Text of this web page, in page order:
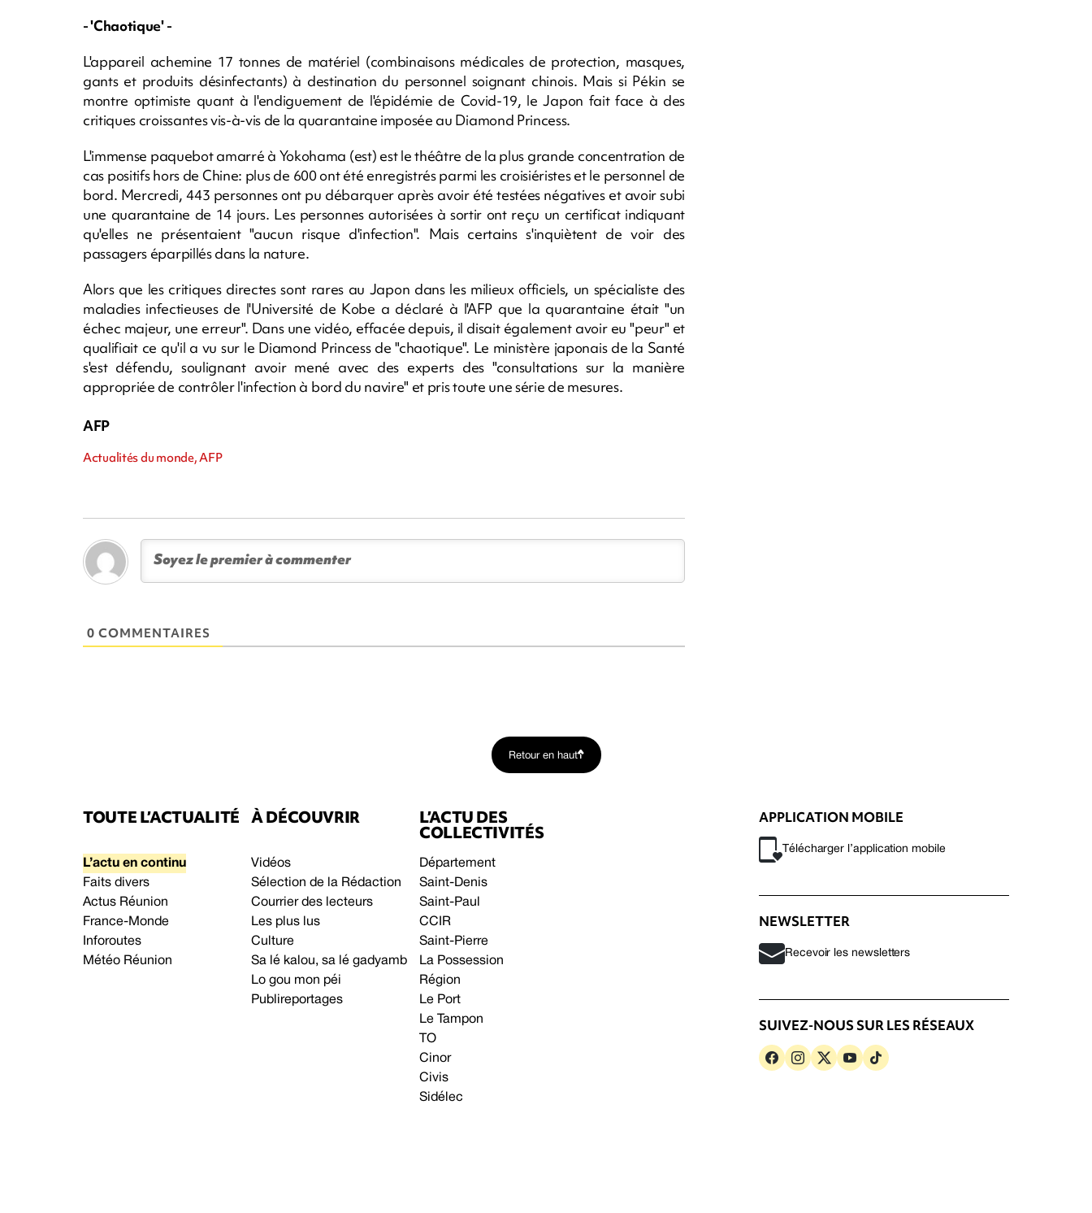
- 'Chaotique' -
L'appareil achemine 17 tonnes de matériel (combinaisons médicales de protection, masques,
gants et produits désinfectants) à destination du personnel soignant chinois. Mais si Pékin se
montre optimiste quant à l'endiguement de l'épidémie de Covid-19, le Japon fait face à des
critiques croissantes vis-à-vis de la quarantaine imposée au Diamond Princess.
L'immense paquebot amarré à Yokohama (est) est le théâtre de la plus grande concentration de
cas positifs hors de Chine: plus de 600 ont été enregistrés parmi les croisiéristes et le personnel de
bord. Mercredi, 443 personnes ont pu débarquer après avoir été testées négatives et avoir subi
une quarantaine de 14 jours. Les personnes autorisées à sortir ont reçu un certificat indiquant
qu'elles ne présentaient "aucun risque d'infection". Mais certains s'inquiètent de voir des
passagers éparpillés dans la nature.
Alors que les critiques directes sont rares au Japon dans les milieux officiels, un spécialiste des
maladies infectieuses de l'Université de Kobe a déclaré à l'AFP que la quarantaine était "un
échec majeur, une erreur". Dans une vidéo, effacée depuis, il disait également avoir eu "peur" et
qualifiait ce qu'il a vu sur le Diamond Princess de "chaotique". Le ministère japonais de la Santé
s'est défendu, soulignant avoir mené avec des experts des "consultations sur la manière
appropriée de contrôler l'infection à bord du navire" et pris toute une série de mesures.
AFP
Actualités du monde, AFP
0 COMMENTAIRES
Retour en haut
TOUTE L’ACTUALITÉ
L’actu en continu
Faits divers
Actus Réunion
France-Monde
Inforoutes
Météo Réunion
À DÉCOUVRIR
Vidéos
Sélection de la Rédaction
Courrier des lecteurs
Les plus lus
Culture
Sa lé kalou, sa lé gadyamb
Lo gou mon péi
Publireportages
L’ACTU DES
COLLECTIVITÉS
Département
Saint-Denis
Saint-Paul
CCIR
Saint-Pierre
La Possession
Région
Le Port
Le Tampon
TO
Cinor
Civis
Sidélec
APPLICATION MOBILE
Télécharger l’application mobile
NEWSLETTER
Recevoir les newsletters
SUIVEZ-NOUS SUR LES RÉSEAUX